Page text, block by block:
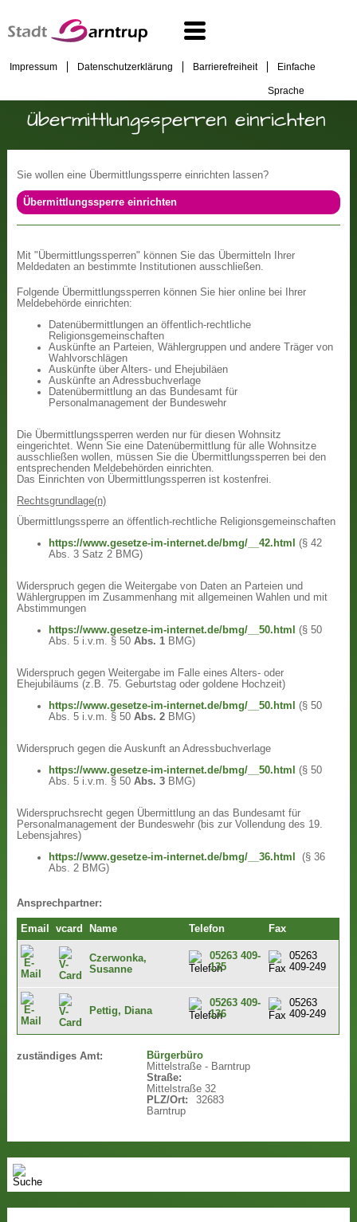
Impressum Datenschutzerklärung Barrierefreiheit Einfache
Sprache
Übermittlungssperren einrichten
Sie wollen eine Übermittlungssperre einrichten lassen?
Übermittlungssperre einrichten
Mit "Übermittlungssperren" können Sie das Übermitteln Ihrer
Meldedaten an bestimmte Institutionen ausschließen.
Folgende Übermittlungssperren können Sie hier online bei Ihrer
Meldebehörde einrichten:
Datenübermittlungen an öffentlich-rechtliche
Religionsgemeinschaften
Auskünfte an Parteien, Wählergruppen und andere Träger von
Wahlvorschlägen
Auskünfte über Alters- und Ehejubiläen
Auskünfte an Adressbuchverlage
Datenübermittlung an das Bundesamt für
Personalmanagement der Bundeswehr
Die Übermittlungssperren werden nur für diesen Wohnsitz
eingerichtet. Wenn Sie eine Datenübermittlung für alle Wohnsitze
ausschließen wollen, müssen Sie die Übermittlungssperren bei den
entsprechenden Meldebehörden einrichten.
Das Einrichten von Übermittlungssperren ist kostenfrei.
Rechtsgrundlage(n)
Übermittlungssperre an öffentlich-rechtliche Religionsgemeinschaften
https://www.gesetze-im-internet.de/bmg/__42.html
(§ 42
Abs. 3 Satz 2 BMG)
Widerspruch gegen die Weitergabe von Daten an Parteien und
Wählergruppen im Zusammenhang mit allgemeinen Wahlen und mit
Abstimmungen
https://www.gesetze-im-internet.de/bmg/__50.html
(§ 50
Abs. 5 i.v.m. § 50Abs. 1 BMG)
Widerspruch gegen Weitergabe im Falle eines Alters- oder
Ehejubiläums (z.B. 75. Geburtstag oder goldene Hochzeit)
https://www.gesetze-im-internet.de/bmg/__50.html
(§ 50
Abs. 5 i.v.m. § 50Abs. 2 BMG)
Widerspruch gegen die Auskunft an Adressbuchverlage
https://www.gesetze-im-internet.de/bmg/__50.html
(§ 50
Abs. 5 i.v.m. § 50Abs. 3 BMG)
Widerspruchsrecht gegen Übermittlung an das Bundesamt für
Personalmanagement der Bundeswehr (bis zur Vollendung des 19.
Lebensjahres)
https://www.gesetze-im-internet.de/bmg/__36.html
(§ 36
Abs. 2 BMG)
Ansprechpartner:
Email vcard Name Telefon Fax
Czerwonka,
Susanne
05263 409-
135
05263
409-249
Pettig, Diana
05263 409-
136
05263
409-249
zuständiges Amt:
Bürgerbüro
Mittelstraße - Barntrup
Straße:
Mittelstraße 32
PLZ/Ort:
32683
Barntrup